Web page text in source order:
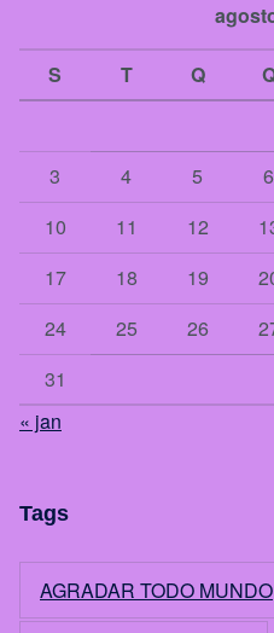
S T Q
3
4 5 6
10
11 12
17
18 19
24
25 26
31
« jan
Tags
AGRADAR TODO MUNDO